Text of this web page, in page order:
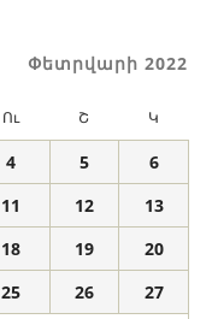
Փետրվարի 2022
Ու Շ Կ
4 5
6
11 12
13
18 19
20
25 26 27